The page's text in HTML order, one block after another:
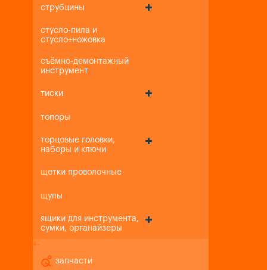
струбцины
стусло-пила и
стусло+ножовка
съёмно-демонтажный
инструмент
тиски
топоры
торцовые головки,
наборы и ключи
щетки проволочные
щупы
ящики для инструмента,
сумки, органайзеры
+-
запчасти